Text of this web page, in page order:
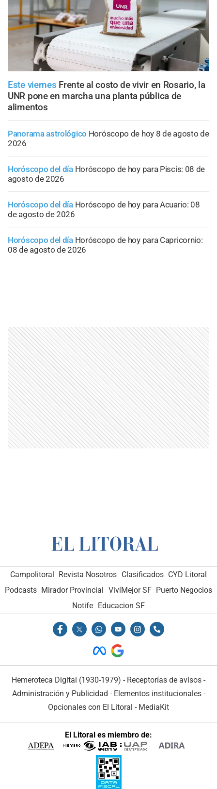
Este viernes Frente al costo de vivir en Rosario, la
UNR pone en marcha una planta pública de
alimentos
Panorama astrológico Horóscopo de hoy 8 de agosto de
2026
Horóscopo del día Horóscopo de hoy para Piscis: 08 de
agosto de 2026
Horóscopo del día Horóscopo de hoy para Acuario: 08
de agosto de 2026
Horóscopo del día Horóscopo de hoy para Capricornio:
08 de agosto de 2026
Campolitoral Revista Nosotros Clasificados CYD Litoral
Podcasts Mirador Provincial VivíMejor SF Puerto Negocios
Notife Educacion SF
Hemeroteca Digital (1930-1979) - Receptorías de avisos -
Administración y Publicidad - Elementos institucionales-
Opcionales con El Litoral - MediaKit
El Litoral es miembro de: